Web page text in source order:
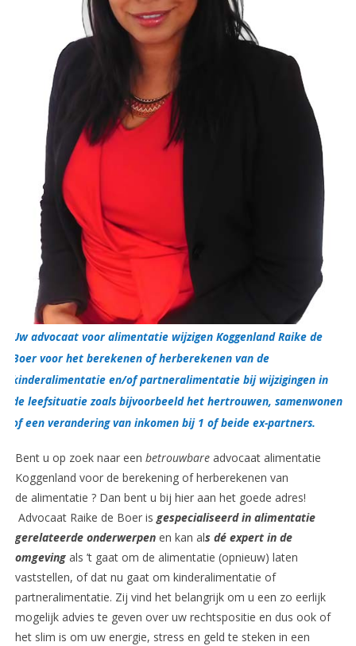
Uw advocaat voor alimentatie wijzigen Koggenland Raike de
Boer voor het berekenen of herberekenen van de
kinderalimentatie en/of partneralimentatie bij wijzigingen in
de leefsituatie zoals bijvoorbeeld het hertrouwen, samenwonen
of een verandering van inkomen bij 1 of beide ex-partners.
Bent u op zoek naar een betrouwbareadvocaat alimentatie
Koggenland voor de berekening of herberekenen van
de alimentatie ? Dan bent u bij hier aan het goede adres!
Advocaat Raike de Boer is gespecialiseerd in alimentatie
gerelateerde onderwerpenen kan als dé expert in de
omgeving als ’t gaat om de alimentatie (opnieuw) laten
vaststellen, of dat nu gaat om kinderalimentatie of
partneralimentatie. Zij vind het belangrijk om u een zo eerlijk
mogelijk advies te geven over uw rechtspositie en dus ook of
het slim is om uw energie, stress en geld te steken in een